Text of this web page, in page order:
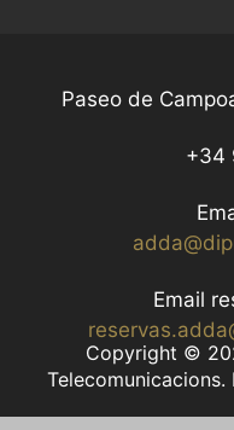
Paseo de
+34
Email
Copyright ©